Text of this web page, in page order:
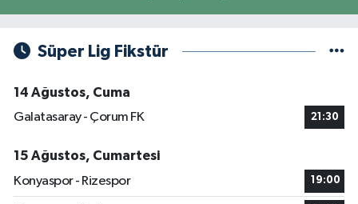
Süper Lig Fikstür
14 Ağustos, Cuma
Galatasaray - Çorum FK
21:30
15 Ağustos, Cumartesi
Konyaspor - Rizespor
19:00